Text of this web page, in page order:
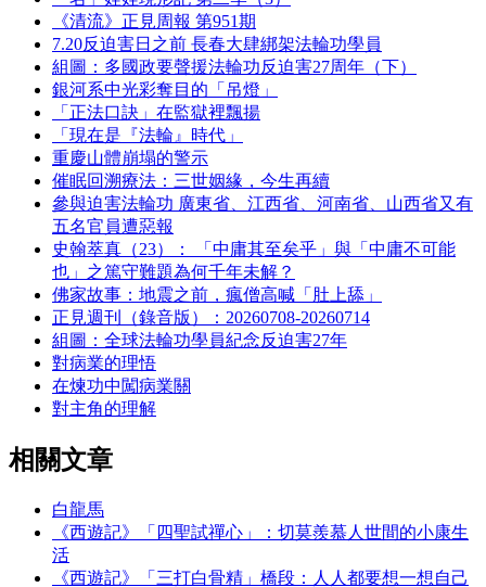
《清流》正見周報 第951期
7.20反迫害日之前 長春大肆綁架法輪功學員
組圖：多國政要聲援法輪功反迫害27周年（下）
銀河系中光彩奪目的「吊燈」
「正法口訣」在監獄裡飄揚
「現在是『法輪』時代」
重慶山體崩塌的警示
催眠回溯療法：三世姻緣，今生再續
參與迫害法輪功 廣東省、江西省、河南省、山西省又有
五名官員遭惡報
史翰萃真（23）： 「中庸其至矣乎」與「中庸不可能
也」之篤守難題為何千年未解？
佛家故事：地震之前，瘋僧高喊「肚上舔」
正見週刊（錄音版）：20260708-20260714
組圖：全球法輪功學員紀念反迫害27年
對病業的理悟
在煉功中闖病業關
對主角的理解
相關文章
白龍馬
《西遊記》「四聖試禪心」：切莫羨慕人世間的小康生
活
《西遊記》「三打白骨精」橋段：人人都要想一想自己